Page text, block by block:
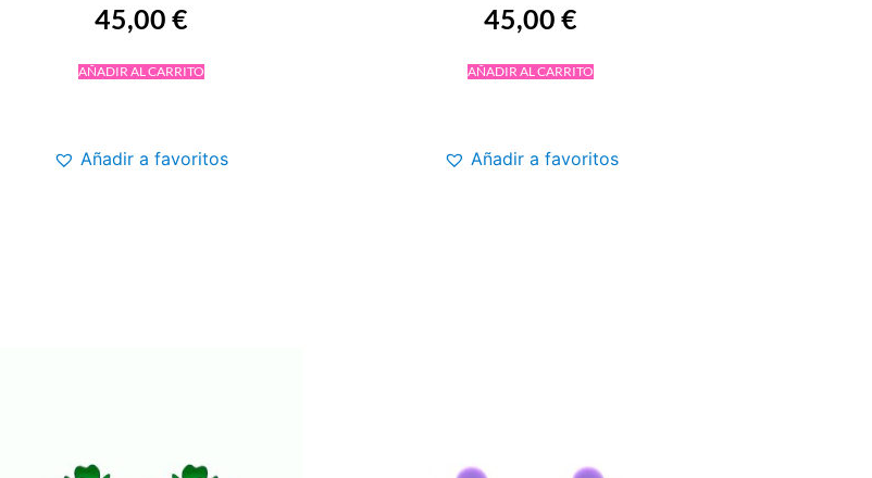
45,00 €
AÑADIR AL CARRITO
Añadir a favoritos
45,00€
AÑADIR AL CARRITO
Añadir a favoritos